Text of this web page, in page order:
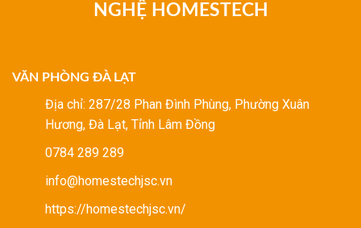
NGHỆ HOMESTECH
VĂN PHÒNG ĐÀ LẠT
Địa chỉ: 287/28 Phan Đình Phùng, Phường Xuân
Hương, Đà Lạt, Tỉnh Lâm Đồng
0784 289 289
info@homestechjsc.vn
https://homestechjsc.vn/